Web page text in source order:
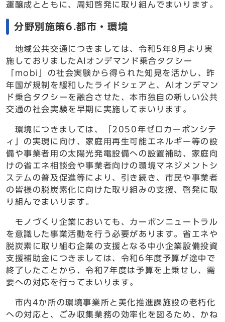
運醸成とともに、周知啓発に取り組んでまいります。
分野別施策6.都市・環境
地域公共交通につきましては、令和5年8月より実
施しておりましたAIオンデマンド乗合タクシー
「mobi」の社会実験から得られた知見を活かし、昨
年国が規制を緩和したライドシェアと、AIオンデマン
ド乗合タクシーを融合させた、本市独自の新しい公共
交通の社会実験を早期に実施してまいります。
環境につきましては、「2050年ゼロカーボンシテ
ィ」の実現に向け、家庭用再生可能エネルギー等の設
備や事業者用の太陽光発電設備への設置補助、家庭向
けの省エネ相談会や事業者向けの環境マネジメントシ
ステムの普及促進等により、引き続き、市民や事業者
の皆様の脱炭素化に向けた取り組みの支援、啓発に取
り組んでまいります。
モノづくり企業においても、カーボンニュートラル
を意識した事業活動を行う必要があります。省エネや
脱炭素に取り組む企業の支援となる中小企業設備投資
支援補助金につきましては、令和6年度予算が途中で
終了したことから、令和7年度は予算を上乗せし、需
要への対応を行ってまいります。
市内4か所の環境事業所と美化推進課施設の老朽化
への対応と、ごみ収集業務の効率化を図るため、かね